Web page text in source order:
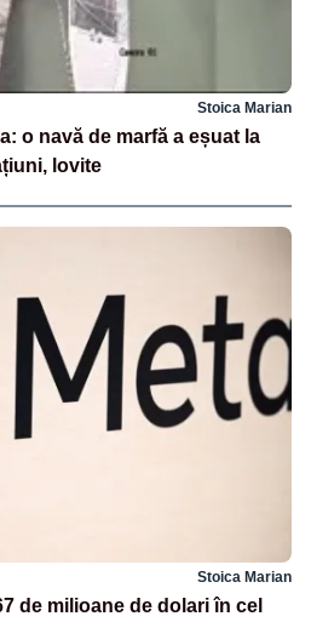
Stoica Marian
o navă de marfă a eșuat la
lovite
Stoica Marian
de milioane de dolari în cel